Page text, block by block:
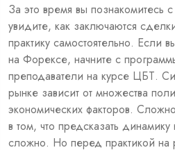
За это время вы познакомитесь
увидите, как заключаются
практику самостоятельно. Если
на Форексе, начните с
преподаватели на курсе ЦБТ.
рынке зависит от множества
экономических факторов.
в том, что предсказать динамику
сложно. Но перед практикой на